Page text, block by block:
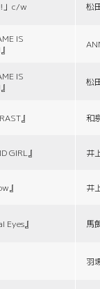
」c/w 松
IS
IS
松
』 和
GIRL』 井
』 井
Eyes』 馬
羽